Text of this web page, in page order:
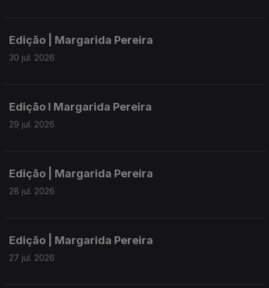
Edição | Margarida Pereira
30 jul. 2026
Edição I Margarida Pereira
29 jul. 2026
Edição | Margarida Pereira
28 jul. 2026
Edição | Margarida Pereira
27 jul. 2026